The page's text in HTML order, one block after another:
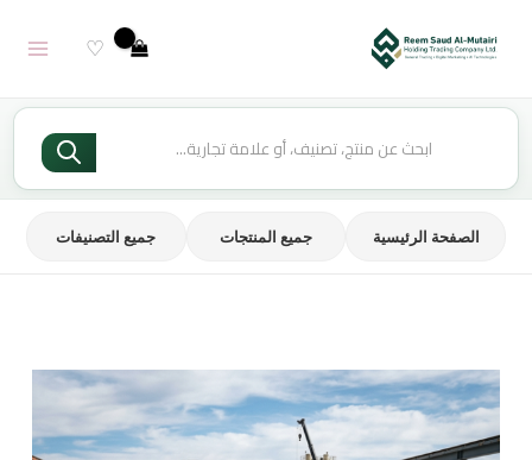
♡
Products
الصفحة الرئيسية جميع المنتجات جميع التصنيفات